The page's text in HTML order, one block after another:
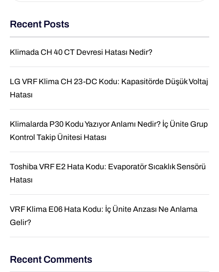
Recent Posts
Klimada CH 40 CT Devresi Hatası Nedir?
LG VRF Klima CH 23-DC Kodu: Kapasitörde Düşük Voltaj
Hatası
Klimalarda P30 Kodu Yazıyor Anlamı Nedir? İç Ünite Grup
Kontrol Takip Ünitesi Hatası
Toshiba VRF E2 Hata Kodu: Evaporatör Sıcaklık Sensörü
Hatası
VRF Klima E06 Hata Kodu: İç Ünite Arızası Ne Anlama
Gelir?
Recent Comments